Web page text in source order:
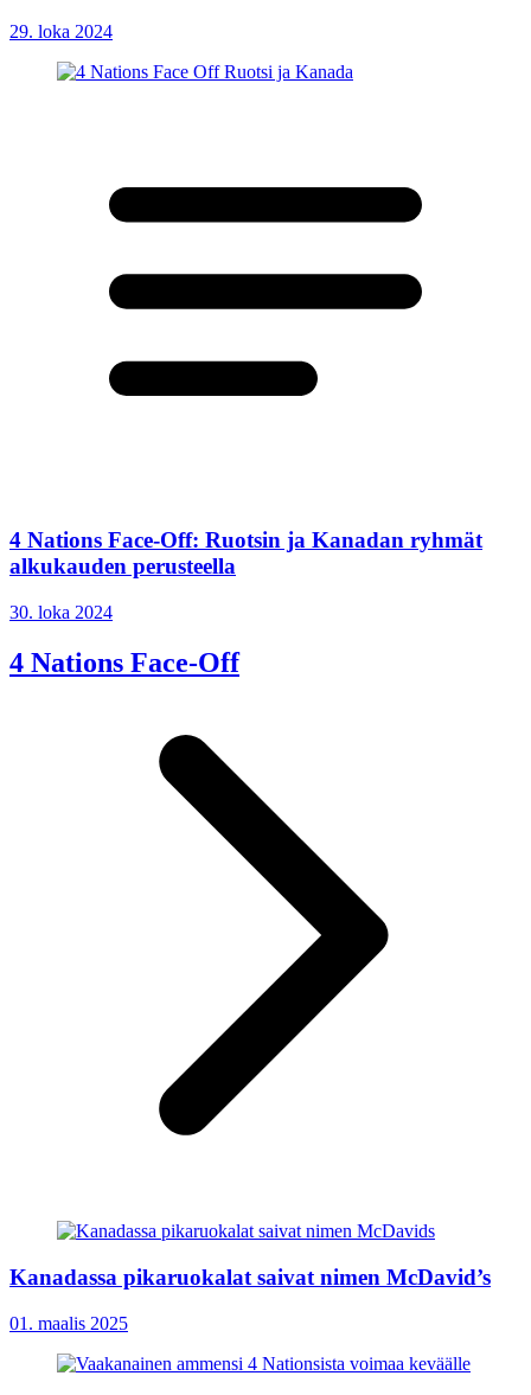
29. loka 2024
4 Nations Face-Off: Ruotsin ja Kanadan ryhmät
alkukauden perusteella
30. loka 2024
4 Nations Face-Off
Kanadassa pikaruokalat saivat nimen McDavid’s
01. maalis 2025